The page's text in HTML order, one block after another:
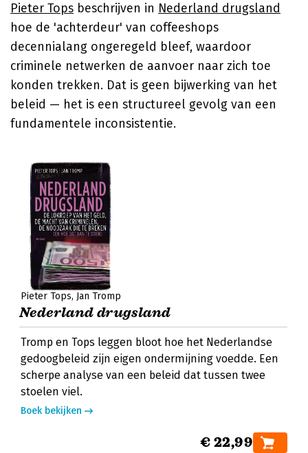
Pieter Tops beschrijven in Nederland drugsland
hoe de 'achterdeur' van coffeeshops
decennialang ongeregeld bleef, waardoor
criminele netwerken de aanvoer naar zich toe
konden trekken. Dat is geen bijwerking van het
beleid — het is een structureel gevolg van een
fundamentele inconsistentie.
Pieter Tops Jan Tromp
Nederland drugsland
Tromp en Tops leggen bloot hoe het Nederlandse
gedoogbeleid zijn eigen ondermijning voedde. Een
scherpe analyse van een beleid dat tussen twee
stoelen viel.
Boek bekijken
€ 22,99